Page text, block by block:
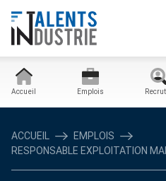
Accueil Emplois
ACCUEIL
EMPLOIS
RESPONSABLE EXPLOITATION